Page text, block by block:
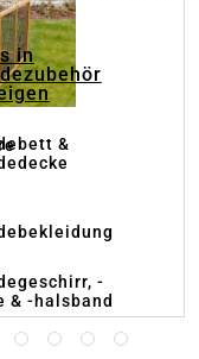
in
&
-
& -halsband